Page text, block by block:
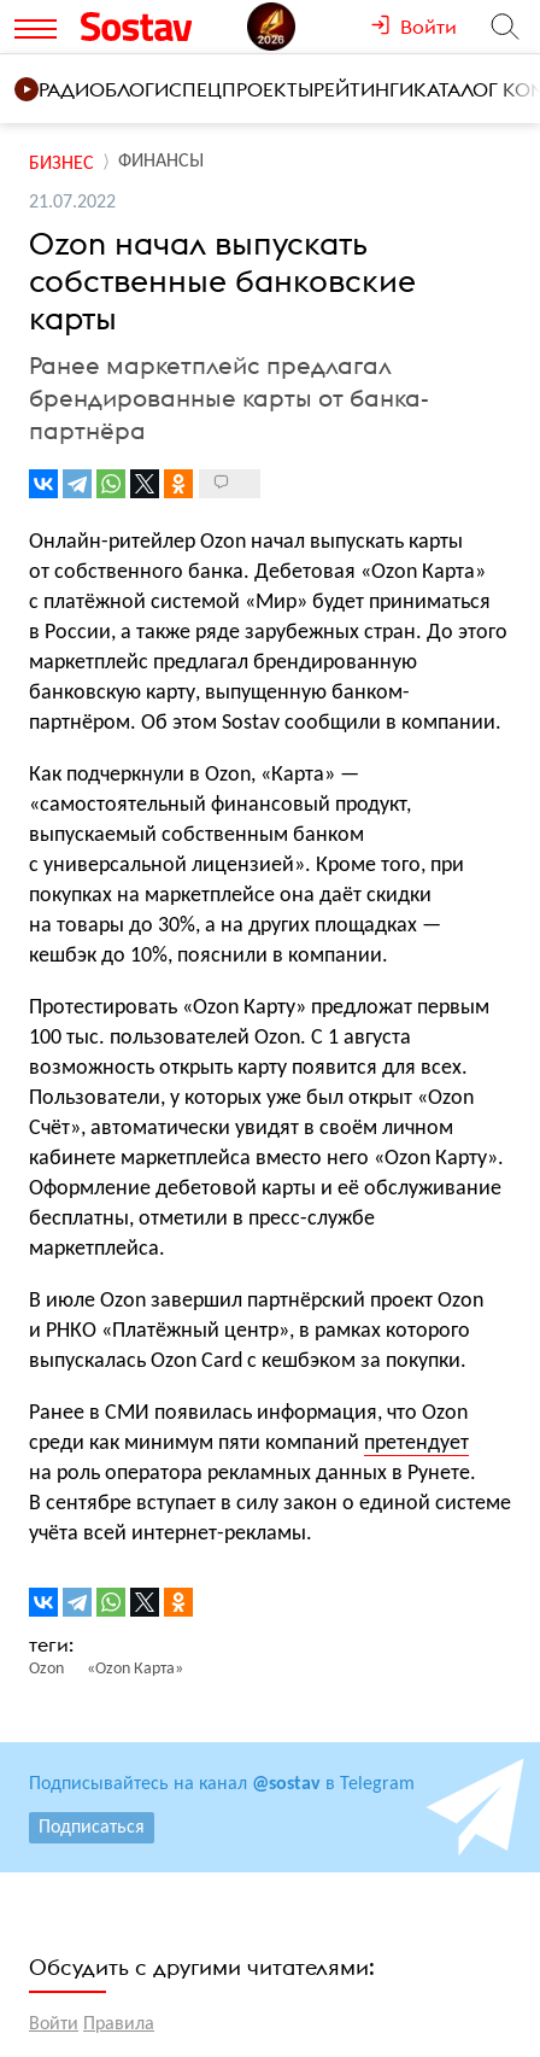
Войти
РАДИОБЛОГИСПЕЦПРОЕКТЫРЕЙТИНГИКАТАЛОГ
БИЗНЕС ФИНАНСЫ
21.07.2022
Ozon начал выпускать
собственные банковские
карты
Ранее маркетплейс предлагал
брендированные карты от банка-
партнёра
Онлайн-ритейлер Ozon начал выпускать карты
от собственного банка. Дебетовая «Ozon Карта»
с платёжной системой «Мир» будет приниматься
в России, а также ряде зарубежных стран. До этого
маркетплейс предлагал брендированную
банковскую карту, выпущенную банком-
партнёром. Об этом Sostav сообщили в компании.
Как подчеркнули в Ozon, «Карта» —
«самостоятельный финансовый продукт,
выпускаемый собственным банком
с универсальной лицензией». Кроме того, при
покупках на маркетплейсе она даёт скидки
на товары до 30%, а на других площадках —
кешбэк до 10%, пояснили в компании.
Протестировать «Ozon Карту» предложат первым
100 тыс. пользователей Ozon. С 1 августа
возможность открыть карту появится для всех.
Пользователи, у которых уже был открыт «Ozon
Счёт», автоматически увидят в своём личном
кабинете маркетплейса вместо него «Ozon Карту».
Оформление дебетовой карты и её обслуживание
бесплатны, отметили в пресс-службе
маркетплейса.
В июле Ozon завершил партнёрский проект Ozon
и РНКО «Платёжный центр», в рамках которого
выпускалась Ozon Card c кешбэком за покупки.
Ранее в СМИ появилась информация, что Ozon
среди как минимум пяти компаний претендует
на роль оператора рекламных данных в Рунете.
В сентябре вступает в силу закон о единой системе
учёта всей интернет-рекламы.
Ozon «Ozon Карта»
Подписывайтесь на канал @sostav в Telegram
Подписаться
Обсудить с другими читателями:
Войти Правила